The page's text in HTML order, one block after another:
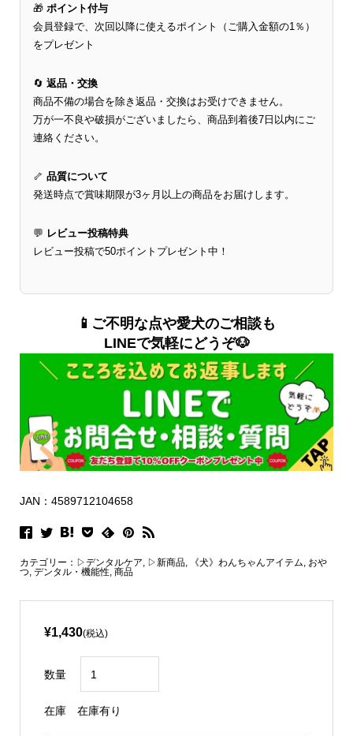
🎁 ポイント付与
会員登録で、次回以降に使えるポイント（ご購入金額の1％）
をプレゼント
🔄 返品・交換
商品不備の場合を除き返品・交換はお受けできません。
万が一不良や破損がございましたら、商品到着後7日以内にご
連絡ください。
🦴 品質について
発送時点で賞味期限が3ヶ月以上の商品をお届けします。
💬 レビュー投稿特典
レビュー投稿で50ポイントプレゼント中！
📱ご不明な点や愛犬のご相談も
LINEで気軽にどうぞ🐶
JAN：4589712104658
カテゴリー： ▷デンタルケア, ▷新商品, 《犬》わんちゃんアイテム, おや
つ, デンタル・機能性, 商品
¥1,430(税込)
数量
在庫 在庫有り